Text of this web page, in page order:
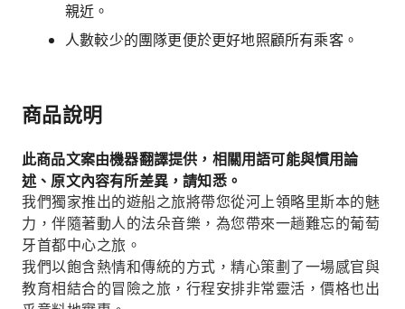
親近。
人數較少的團隊更便於更好地照顧所有乘客。
商品說明
此商品文案由機器翻譯提供，相關用語可能與慣用論
述、原文內容有所差異，請知悉。
我們獨家推出的遊船之旅將帶您從河上領略里斯本的魅
力，伴隨著動人的法朵音樂，為您帶來一趟難忘的葡萄
牙首都中心之旅。
我們以飽含熱情和傳統的方式，精心策劃了一場感官與
教育相結合的冒險之旅，行程安排非常靈活，價格也出